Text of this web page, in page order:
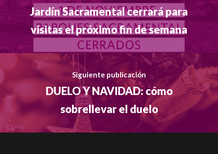
Jardín Sacramental cerrará para
visitas el próximo fin de semana
Siguiente publicación
DUELO Y NAVIDAD: cómo
sobrellevar el duelo